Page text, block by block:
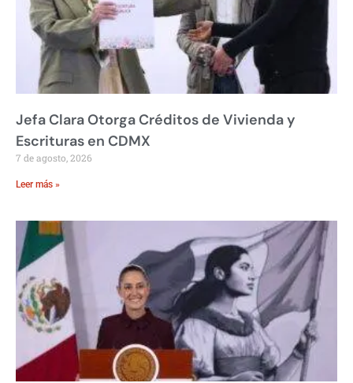
Jefa Clara Otorga Créditos de Vivienda y
Escrituras en CDMX
7 de agosto, 2026
Leer más »